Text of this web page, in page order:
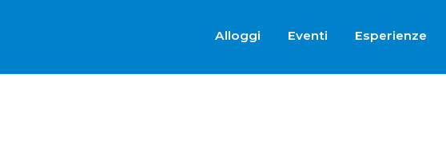
Alloggi Eventi Esperienze